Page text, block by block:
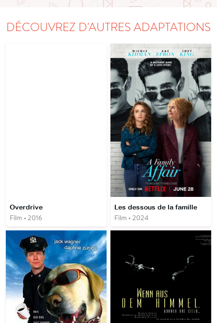
DÉCOUVREZ D'AUTRES ADAPTATIONS
Overdrive
Film • 2016
Les dessous de la famille
Film • 2024